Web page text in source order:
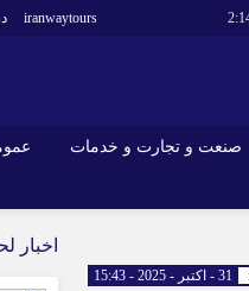
iranwaytours
صنعت و تجارت و خدمات
ارزدیجیتال 31 - اکتبر - 2025 - 15:43
اخبار